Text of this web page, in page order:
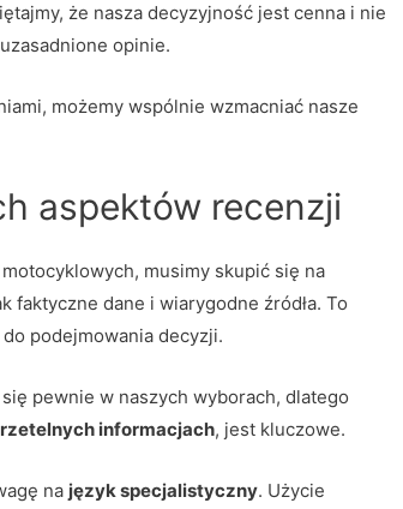
że nasza decyzyjność jest cenna i nie
opinie.
możemy wspólnie wzmacniać nasze
aspektów recenzji
musimy skupić się na
faktyczne dane i wiarygodne źródła. To
podejmowania decyzji.
pewnie w naszych wyborach, dlatego
rzetelnych informacjach, jest kluczowe.
na język specjalistyczny. Użycie